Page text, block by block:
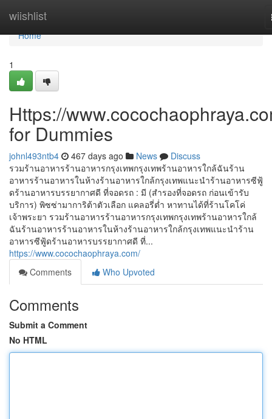
wiishlist
Home
Home
1
Https://
for Dummies
johnl493ntb4 467 days ago News
Discuss
รวมร้านอาหารร้านอาหารกรุงเทพกรุงเทพร้านอาหารใกล้ฉันร้าน
อาหารร้านอาหารในห้างร้านอาหารใกล้กรุงเทพแนะนำร้านอาหารซีฟู้
ดร้านอาหารบรรยากาศดี ที่จอดรถ : มี (สำรองที่จอดรถ ก่อนเข้ารับ
บริการ) พิซซ่ามาการิต้าตัวเลือก แคลอรี่ต่ำ หาทานได้ที่ร้านโคโค่
เจ้าพระยา รวมร้านอาหารร้านอาหารกรุงเทพกรุงเทพร้านอาหารใกล้
ฉันร้านอาหารร้านอาหารในห้างร้านอาหารใกล้กรุงเทพแนะนำร้าน
อาหารซีฟู้ดร้านอาหารบรรยากาศดี ที่...
https://www.cocochaophraya.com/
Comments
Who Upvoted
Comments
Submit a Comment
No HTML